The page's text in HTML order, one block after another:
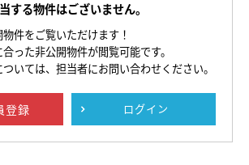
する物件はございません。
件をご覧いただけます！
った非公開物件が閲覧可能です。
いては、担当者にお問い合わせください。
登録 ログイン